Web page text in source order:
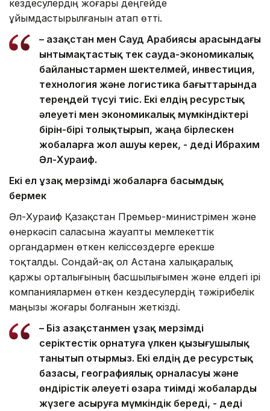
кездесулердің жоғары деңгейде
ұйымдастырылғанын атап өтті.
– Қазақстан мен Сауд Арабиясы арасындағы
ынтымақтастық тек сауда-экономикалық
байланыстармен шектелмей, инвестиция,
технология және логистика бағыттарында
тереңдей түсуі тиіс. Екі елдің ресурстық
әлеуеті мен экономикалық мүмкіндіктері
бірін-бірі толықтырып, жаңа бірлескен
жобаларға жол ашуы керек, - деді Ибрахим
Әл-Хураиф.
Екі ел ұзақ мерзімді жобаларға басымдық
бермек
Әл-Хураиф Қазақстан Премьер-министрімен және
өнеркәсіп саласына жауапты мемлекеттік
органдармен өткен келіссөздерге ерекше
тоқталды. Сондай-ақ ол Астана халықаралық
қаржы орталығының басшылығымен және елдегі ірі
компаниялармен өткен кездесулердің тәжірибелік
маңызы жоғары болғанын жеткізді.
– Біз Қазақстанмен ұзақ мерзімді
серіктестік орнатуға үлкен қызығушылық
танытып отырмыз. Екі елдің де ресурстық
базасы, географиялық орналасуы және
өндірістік әлеуеті өзара тиімді жобаларды
жүзеге асыруға мүмкіндік береді, - деді